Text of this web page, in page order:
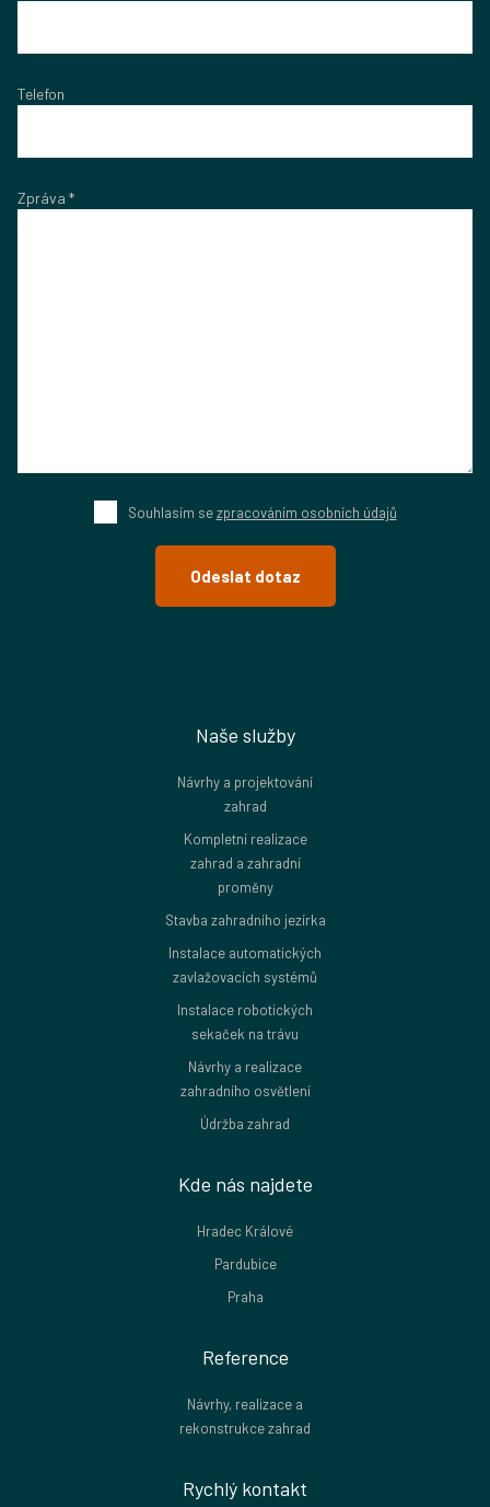
Telefon
Zpráva *
Souhlasím sezpracováním osobních údajů
Odeslat dotaz
Naše služby
Návrhy a projektování
zahrad
Kompletní realizace
zahrad a zahradní
proměny
Stavba zahradního jezírka
Instalace automatických
zavlažovacích systémů
Instalace robotických
sekaček na trávu
Návrhy a realizace
zahradního osvětlení
Údržba zahrad
Kde nás najdete
Hradec Králové
Pardubice
Praha
Reference
Návrhy, realizace a
rekonstrukce zahrad
Rychlý kontakt